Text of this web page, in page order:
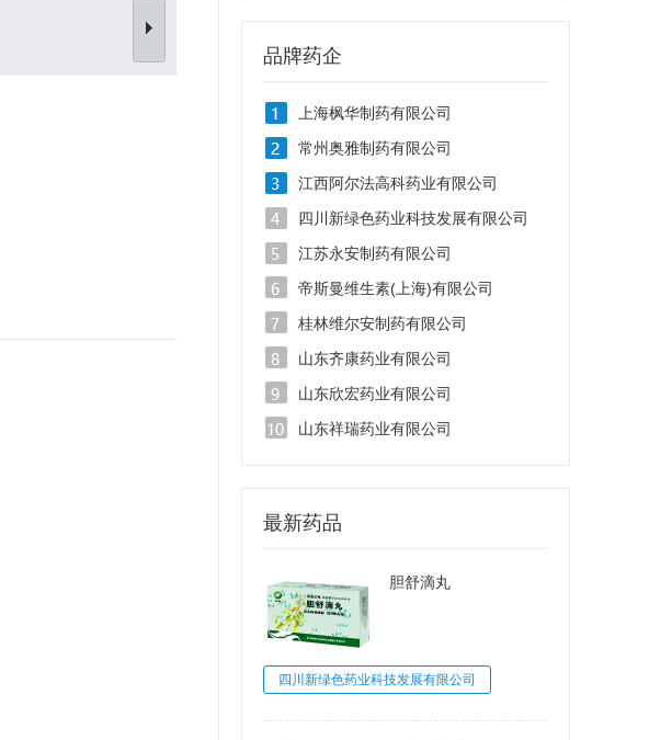
品牌药企
上海枫华制药有限公司
常州奥雅制药有限公司
江西阿尔法高科药业有限公司
四川新绿色药业科技发展有限公司
江苏永安制药有限公司
帝斯曼维生素(上海)有限公司
桂林维尔安制药有限公司
山东齐康药业有限公司
山东欣宏药业有限公司
山东祥瑞药业有限公司
最新药品
胆舒滴丸
四川新绿色药业科技发展有限公司